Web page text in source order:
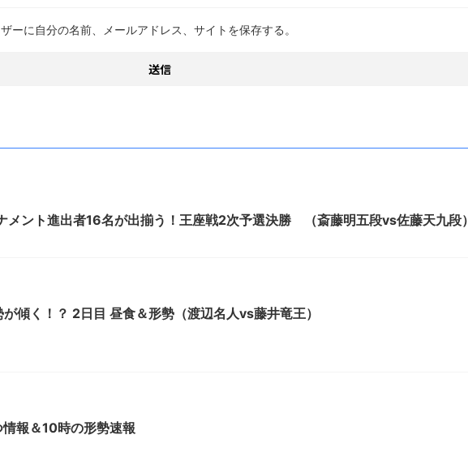
ーに自分の名前、メールアドレス、サイトを保存する。
メント進出者16名が出揃う！王座戦2次予選決勝 （斎藤明五段vs佐藤天九段）
が傾く！？ 2日目 昼食＆形勢（渡辺名人vs藤井竜王）
報＆10時の形勢速報